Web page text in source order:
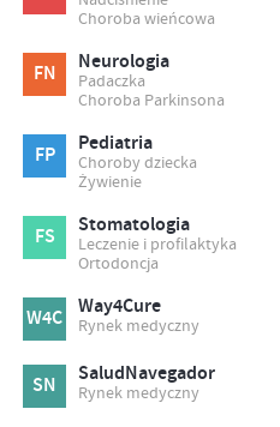
Choroba wieńcowa
FN Neurologia
Padaczka
Choroba Parkinsona
FP Pediatria
Choroby dziecka
Żywienie
FS Stomatologia
Leczenie i profilaktyka
Ortodoncja
W4C Way4Cure
Rynek medyczny
SN SaludNavegador
Rynek medyczny